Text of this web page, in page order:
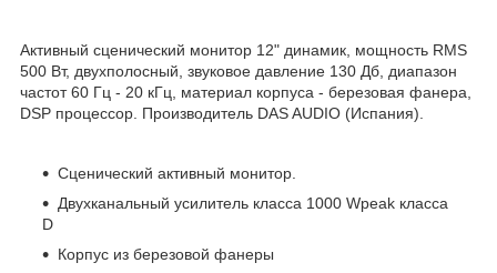
Активный сценический монитор 12" динамик, мощность RMS
500 Вт, двухполосный, звуковое давление 130 Дб, диапазон
частот 60 Гц - 20 кГц, материал корпуса - березовая фанера,
DSP процессор. Производитель DAS AUDIO (Испания).
Сценический активный монитор.
Двухканальный усилитель класса 1000 Wpeak класса
D
Корпус из березовой фанеры